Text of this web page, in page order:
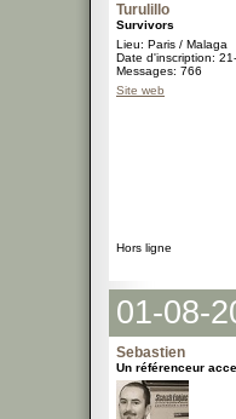
Turulillo
Survivors
Lieu: Paris / Malaga
Date d'inscription:
Messages: 766
Site web
Hors ligne
01-08-
Sebastien
Un référenceur